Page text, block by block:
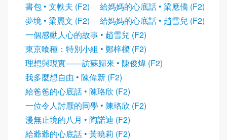
書包 • 文軼夫 (F2)
給媽媽的心底話 • 梁應僑 (F2)
夢境 • 梁麗文 (F2)
給媽媽的心底話 • 趙雪兒 (F2)
一個感動人心的故事 • 趙雪兒 (F2)
東京喰種：特別小組 • 鄭梓樑 (F2)
理想與現實——訪蘇歸來 • 陳俊煒 (F2)
我多麼想自由 • 陳偉新 (F2)
給爸爸的心底話 • 陳珞欣 (F2)
一位令人討厭的同學 • 陳珞欣 (F2)
漫無止境的八月 • 陶諾迪 (F2)
給爺爺的心底話 • 黃曉莉 (F2)